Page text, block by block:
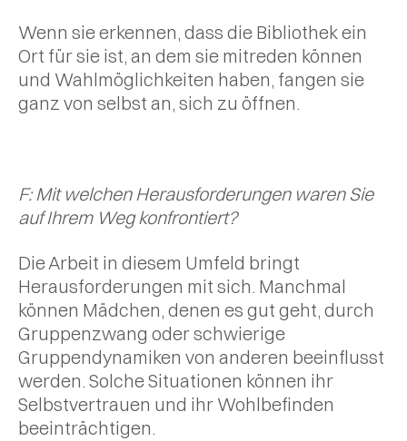
Wenn sie erkennen, dass die Bibliothek ein
Ort für sie ist, an dem sie mitreden können
und Wahlmöglichkeiten haben, fangen sie
ganz von selbst an, sich zu öffnen.
F: Mit welchen Herausforderungen waren Sie
auf Ihrem Weg konfrontiert?
Die Arbeit in diesem Umfeld bringt
Herausforderungen mit sich. Manchmal
können Mädchen, denen es gut geht, durch
Gruppenzwang oder schwierige
Gruppendynamiken von anderen beeinflusst
werden. Solche Situationen können ihr
Selbstvertrauen und ihr Wohlbefinden
beeinträchtigen.